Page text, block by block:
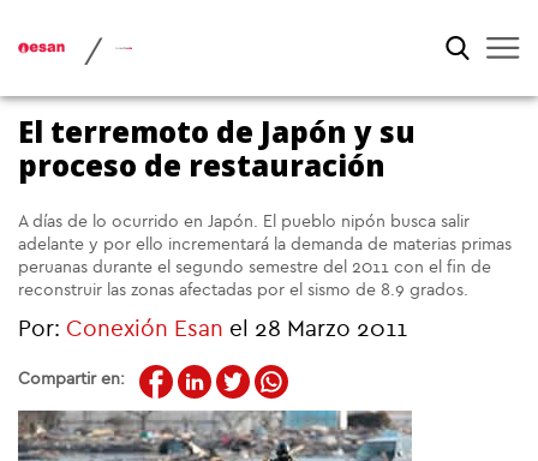
/
El terremoto de Japón y su
proceso de restauración
A días de lo ocurrido en Japón. El pueblo nipón busca salir
adelante y por ello incrementará la demanda de materias primas
peruanas durante el segundo semestre del 2011 con el fin de
reconstruir las zonas afectadas por el sismo de 8.9 grados.
Por: Conexión Esan el 28 Marzo 2011
Compartir en: